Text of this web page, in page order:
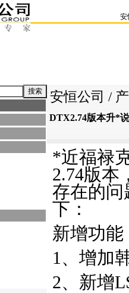
安
安恒公司 /
DTX2.74版本升*
*近福禄
2.74版本
存在的问
下：
新增功能
1、增加
2、新增